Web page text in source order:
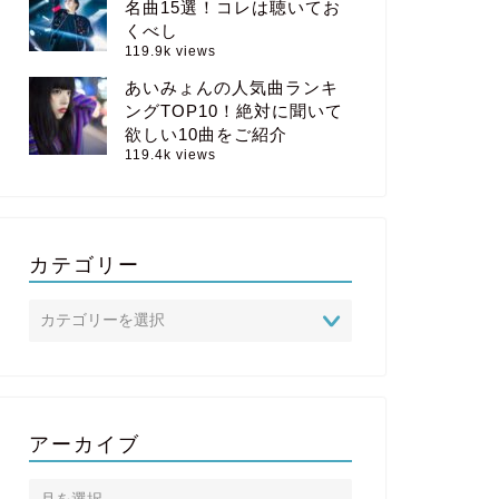
名曲15選！コレは聴いてお
くべし
119.9k views
あいみょんの人気曲ランキ
ングTOP10！絶対に聞いて
欲しい10曲をご紹介
119.4k views
カテゴリー
アーカイブ